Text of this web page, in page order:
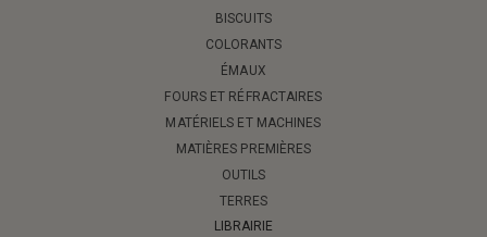
BISCUITS
COLORANTS
ÉMAUX
FOURS ET RÉFRACTAIRES
MATÉRIELS ET MACHINES
MATIÈRES PREMIÈRES
OUTILS
TERRES
LIBRAIRIE